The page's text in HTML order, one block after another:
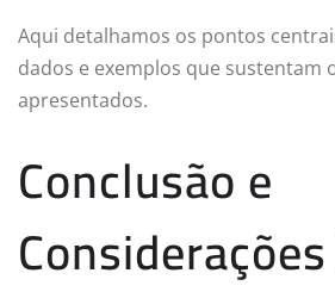
Aqui detalhamos os pontos
dados e exemplos que sustentam
apresentados.
Conclusão e